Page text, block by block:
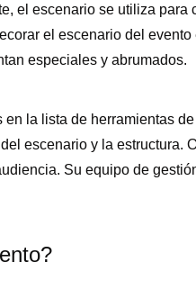
el escenario se utiliza para
el escenario del
especiales y abrumados.
la lista de herramientas
escenario y la estructura.
Su equipo de